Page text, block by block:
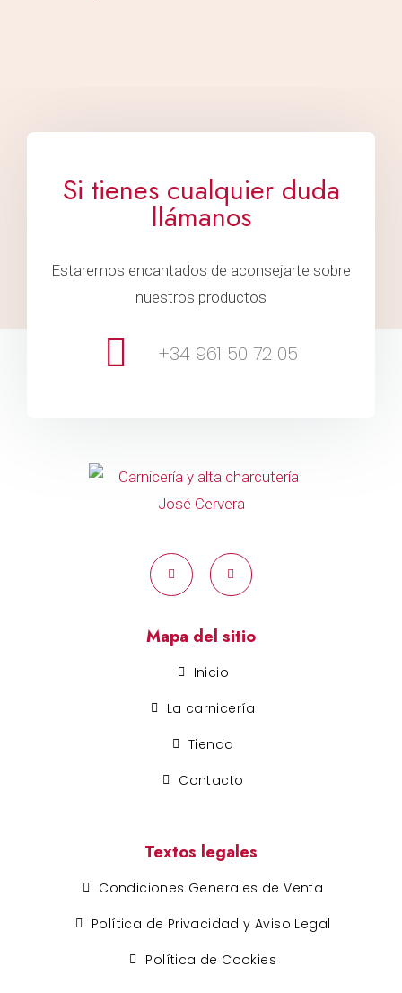
Si tienes cualquier duda
llámanos
Estaremos encantados de aconsejarte sobre
nuestros productos
+34 961 50 72 05
Mapa del sitio
Inicio
La carnicería
Tienda
Contacto
Textos legales
Condiciones Generales de Venta
Política de Privacidad y Aviso Legal
Política de Cookies